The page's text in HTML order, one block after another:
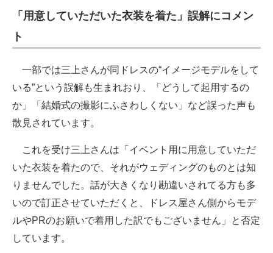
「用意していただいた衣装を着た」誤解にコメン
ト
一部では三上さんが同ドレスの“イメージモデルをして
いる”という誤解も生まれおり、「どうして起用するの
か」「結婚式の撮影にふさわしくない」など誤った声も
散見されています。
これを受け三上さんは「イベント用に用意していただ
いた衣装を着たので、それがウェディングのものとは知
りませんでした。話が大きくなり勘違いされてる方も多
いので訂正させていただくと、ドレス屋さん側からモデ
ルやPRのお願いで着用した訳でもございません」と否定
しています。